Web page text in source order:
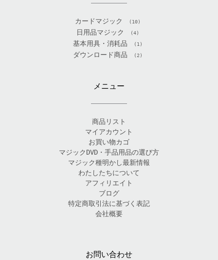
カードマジック (10)
日用品マジック (4)
基本用具・消耗品 (1)
ダウンロード商品 (2)
メニュー
商品リスト
マイアカウント
お買い物カゴ
マジックDVD・手品用品の選び方
マジック種明かし最新情報
わたしたちについて
アフィリエイト
ブログ
特定商取引法に基づく表記
会社概要
お問い合わせ